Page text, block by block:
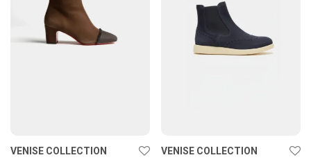
VENISE COLLECTION VENISE COLLECTION